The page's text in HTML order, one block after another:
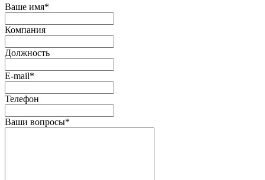
Ваше имя*
Компания
Должность
E-mail*
Телефон
Ваши вопросы*